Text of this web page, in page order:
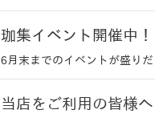
珈集イベント開催中！
6月末までのイベントが盛りだ
当店をご利用の皆様へ